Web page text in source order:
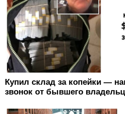
Купил склад за копейки —
звонок от бывшего